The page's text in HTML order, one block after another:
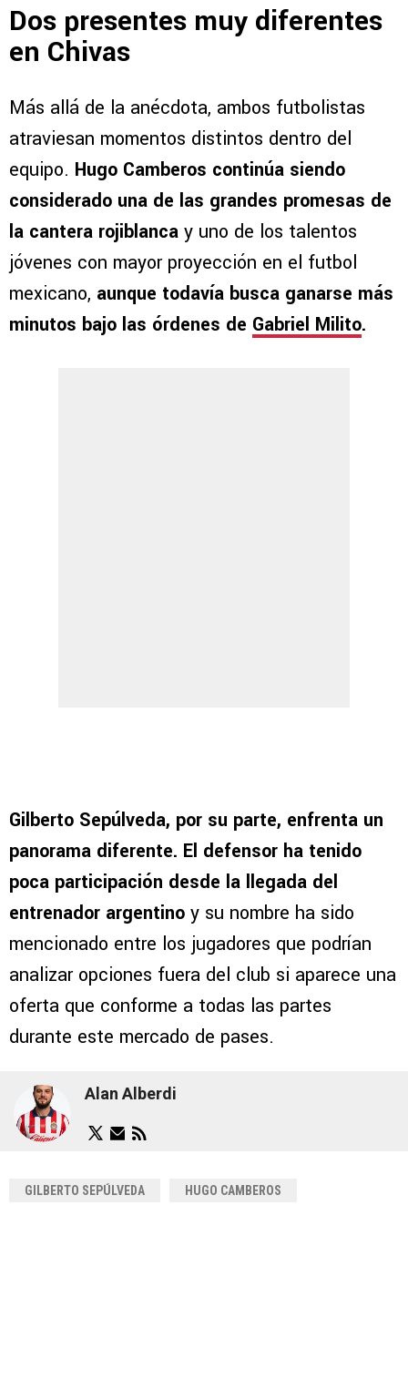
Dos presentes muy diferentes
en Chivas
Más allá de la anécdota, ambos futbolistas
atraviesan momentos distintos dentro del
equipo. Hugo Camberos continúa siendo
considerado una de las grandes promesas de
la cantera rojiblanca y uno de los talentos
jóvenes con mayor proyección en el futbol
mexicano, aunque todavía busca ganarse más
minutos bajo las órdenes de Gabriel Milito.
Gilberto Sepúlveda, por su parte, enfrenta un
panorama diferente. El defensor ha tenido
poca participación desde la llegada del
entrenador argentino y su nombre ha sido
mencionado entre los jugadores que podrían
analizar opciones fuera del club si aparece una
oferta que conforme a todas las partes
durante este mercado de pases.
Alan Alberdi
GILBERTO SEPÚLVEDA HUGO CAMBEROS